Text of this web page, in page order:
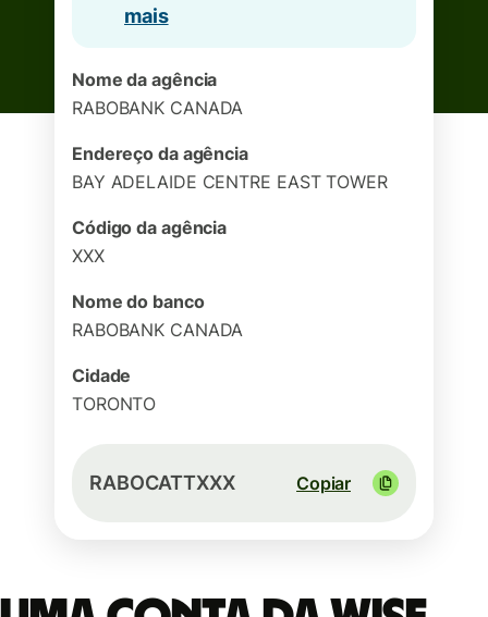
mais
Nome da agência
RABOBANK CANADA
Endereço da agência
BAY ADELAIDE CENTRE EAST TOWER
Código da agência
XXX
Nome do banco
RABOBANK CANADA
Cidade
TORONTO
RABOCATTXXX Copiar